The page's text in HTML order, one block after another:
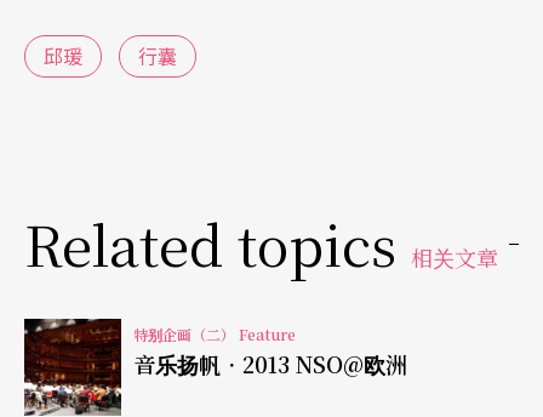
要够长，盖住膝盖就会保暖。」平日穿羽绒衣配长
净。当然，小诀窍也很重要，由于「懒」，所以衣
服选择不会皱的材质，而且打包时要反折，才能将
亮片等装饰保护在衣服里面。
外在光鲜 内在也要健康有体力
邱瑗 行囊
Related topics 相关文章
特别企画（二） Feature
音乐扬帆．2013 NSO@欧洲